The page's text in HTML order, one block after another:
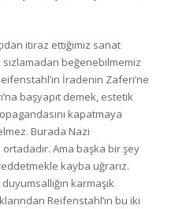
itiraz ettiğimiz sanat
sızlamadan beğenebilmemiz
İradenin Zaferi’ne
başyapıt demek, estetik
kapatmaya
Burada Nazi
ortadadır. Ama başka bir şey
kayba uğrarız.
karmaşık
Reifenstahl’ın bu iki